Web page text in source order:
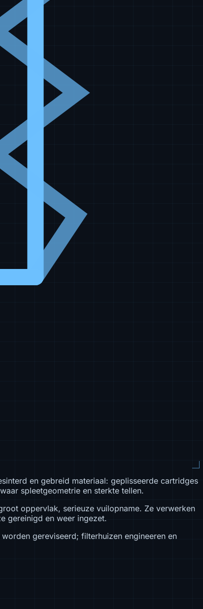
en gebreid materiaal: geplisseerde cartridges
spleetgeometrie en sterkte tellen.
oppervlak, serieuze vuilopname. Ze verwerken
gereinigd en weer ingezet.
gereviseerd; filterhuizen engineeren en